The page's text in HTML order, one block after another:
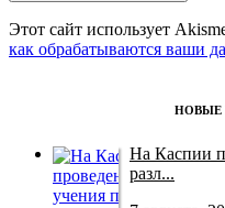
Этот сайт использует
как обрабатываются ваши
НОВЫЕ
На Каспии
разл...